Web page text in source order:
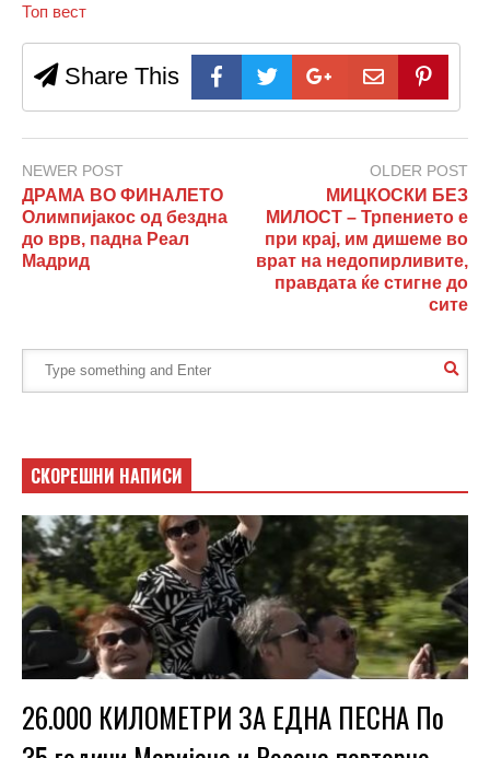
Топ вест
Share This
NEWER POST
ДРАМА ВО ФИНАЛЕТО
Олимпијакос од бездна
до врв, падна Реал
Мадрид
OLDER POST
МИЦКОСКИ БЕЗ
МИЛОСТ – Трпението е
при крај, им дишеме во
врат на недопирливите,
правдата ќе стигне до
сите
СКОРЕШНИ НАПИСИ
26.000 КИЛОМЕТРИ ЗА ЕДНА ПЕСНА По